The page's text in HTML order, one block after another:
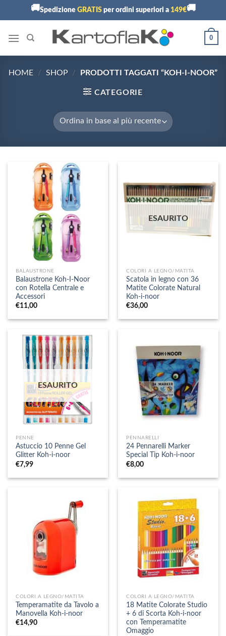
🚚Spedizione GRATISper ordini superiori a 149€🚚
0
HOME / SHOP / PRODOTTI TAGGATI “KOH-I-NOOR”
CATEGORIE
BALAUSTRONE
Balaustrone Koh-I-Noor
con Rotella Centrale e
Accessori
€11,00
ESAURITO
COLORI A LEGNO/MATITA
Scatola in legno con 36
Matite Colorate Natural
Koh-i-noor
€36,00
ESAURITO
PENNE
Astuccio 10 Penne Gel
Glitter Koh-i-noor
€7,99
PENNARELLI
24 Pennarelli Marker
Special Tip Koh-i-noor
€8,00
COLORI A LEGNO/MATITA
Temperamatite da Tavolo a
Manovella Koh-i-noor
€14,90
COLORI A LEGNO/MATITA
18 Matite Colorate Studio
+ 6 di Scorta Koh-i-noor
con Temperamatite
Omaggio